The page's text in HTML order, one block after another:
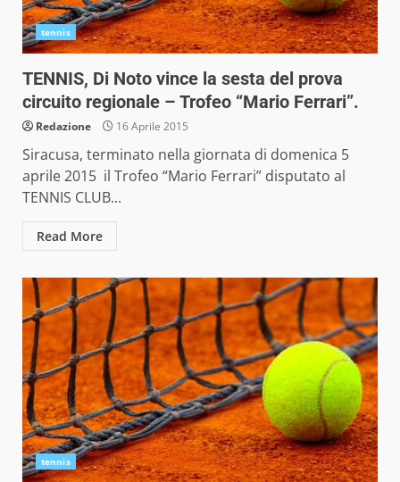
tennis
TENNIS, Di Noto vince la sesta del prova
circuito regionale – Trofeo “Mario Ferrari”.
Redazione 16 Aprile 2015
Siracusa, terminato nella giornata di domenica 5
aprile 2015 il Trofeo “Mario Ferrari” disputato al
TENNIS CLUB...
Read More
tennis